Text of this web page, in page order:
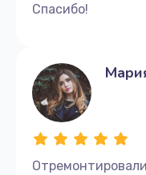
Спасибо!